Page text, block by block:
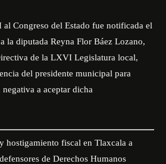
Congreso del Estado fue notificada el
la diputada Reyna Flor Báez Lozano,
de la LXVI Legislatura local,
del presidente municipal para
a aceptar dicha
hostigamiento fiscal en Tlaxcala a
de Derechos Humanos